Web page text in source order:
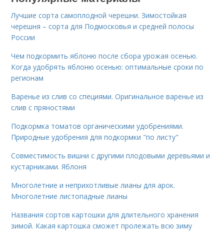
Лучшие сорта самоплодной черешни. Зимостойкая
черешня – сорта для Подмосковья и средней полосы
России
Чем подкормить яблоню после сбора урожая осенью.
Когда удобрять яблоню осенью: оптимальные сроки по
регионам
Варенье из слив со специями. Оригинальное варенье из
слив с пряностями
Подкормка томатов органическими удобрениями.
Природные удобрения для подкормки "по листу"
Совместимость вишни с другими плодовыми деревьями и
кустарниками. Яблоня
Многолетние и неприхотливые лианы для арок.
Многолетние листопадные лианы
Названия сортов картошки для длительного хранения
зимой. Какая картошка сможет пролежать всю зиму